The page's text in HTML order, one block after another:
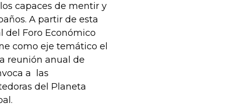
capaces de mentir y
A partir de esta
del Foro Económico
como eje temático el
reunión anual de
a las
del Planeta